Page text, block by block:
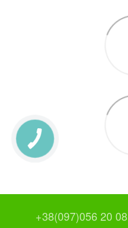
+38(097)056 20 08